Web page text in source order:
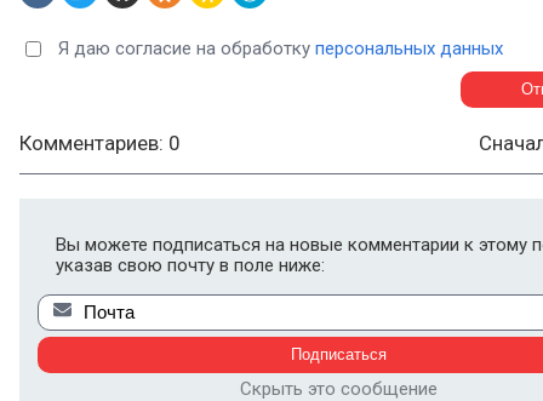
Я даю согласие на обработку персональных данных
Комментариев: 0
Вы можете подписаться на новые комментарии к этому
указав свою почту в поле ниже:
Скрыть это сообщение